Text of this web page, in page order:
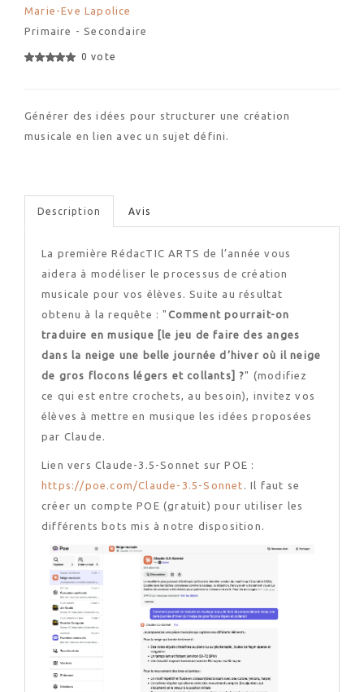
Marie-Eve Lapolice
Primaire - Secondaire
0 vote
Générer des idées pour structurer une création
musicale en lien avec un sujet défini.
Description Avis
La première RédacTIC ARTS de l’année vous
aidera à modéliser le processus de création
musicale pour vos élèves. Suite au résultat
obtenu à la requête : " Comment pourrait-on
traduire en musique [le jeu de faire des anges
dans la neige une belle journée d’hiver où il neige
de gros flocons légers et collants] ?" (modifiez
ce qui est entre crochets, au besoin), invitez vos
élèves à mettre en musique les idées proposées
par Claude.
Lien vers Claude-3.5-Sonnet sur POE :
https://poe.com/Claude-3.5-Sonnet . Il faut se
créer un compte POE (gratuit) pour utiliser les
différents bots mis à notre disposition.